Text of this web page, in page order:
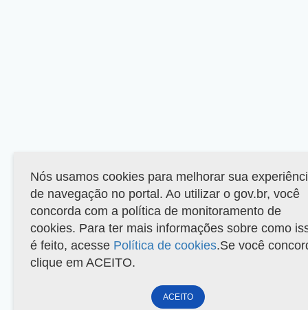
Nós usamos cookies para melhorar sua
de navegação no portal. Ao utilizar o gov.br, você
concorda com a política de monitoramento de
cookies. Para ter mais informações sobre como
é feito, acesse Política de cookies.Se você
clique em ACEITO.
ACEITO